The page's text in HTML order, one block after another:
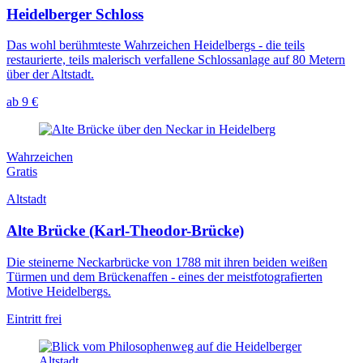
Heidelberger Schloss
Das wohl berühmteste Wahrzeichen Heidelbergs - die teils
restaurierte, teils malerisch verfallene Schlossanlage auf 80 Metern
über der Altstadt.
ab 9 €
Wahrzeichen
Gratis
Altstadt
Alte Brücke (Karl-Theodor-Brücke)
Die steinerne Neckarbrücke von 1788 mit ihren beiden weißen
Türmen und dem Brückenaffen - eines der meistfotografierten
Motive Heidelbergs.
Eintritt frei